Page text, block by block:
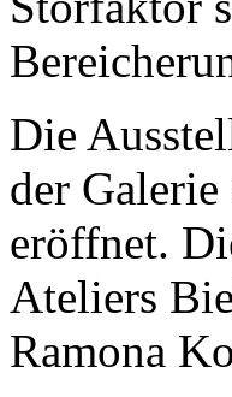
Die
der
eröffnet.
Ateliers
Ramona